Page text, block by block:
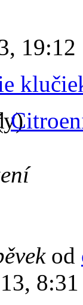
19:12
od
8:31